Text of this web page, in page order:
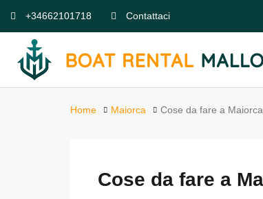
+34662101718 Contattaci
Home Maiorca Cose da fare a Maiorca
Cose da fare a